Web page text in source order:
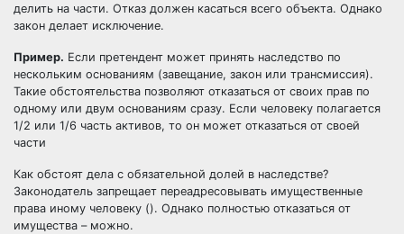
делить на части. Отказ должен касаться всего объекта. Однако
закон делает исключение.
Пример. Если претендент может принять наследство по
нескольким основаниям (завещание, закон или трансмиссия).
Такие обстоятельства позволяют отказаться от своих прав по
одному или двум основаниям сразу. Если человеку полагается
1/2 или 1/6 часть активов, то он может отказаться от своей
части
Как обстоят дела с обязательной долей в наследстве?
Законодатель запрещает переадресовывать имущественные
права иному человеку (). Однако полностью отказаться от
имущества – можно.